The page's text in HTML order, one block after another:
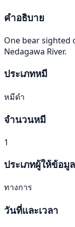
คำอธิบาย
One bear sighted
Nedagawa River.
ประเภทหมี
หมีดำ
จำนวนหมี
1
ประเภทผู้ให้ข้อมูล
ทางการ
วันที่และเวลา